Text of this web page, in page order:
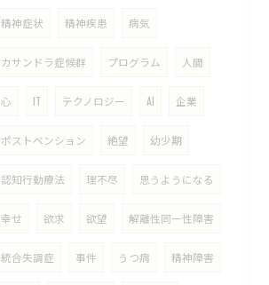
精神症状 精神疾患 病気
カサンドラ症候群 プログラム 人間
心 IT テクノロジー AI 企業
ポストベンション 絶望 幼少期
認知行動療法 理不尽 思うようになる
幸せ 欲求 欲望 解離性同一性障害
統合失調症 事件 うつ病 精神障害